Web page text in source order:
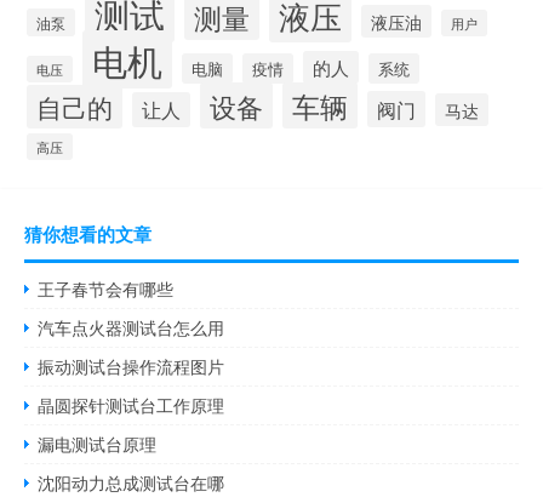
油泵 测试 测量 液压 液压油 用户
电压 电机 电脑 疫情 的人 系统
自己的 让人 设备 车辆 阀门 马达
高压
猜你想看的文章
王子春节会有哪些
汽车点火器测试台怎么用
振动测试台操作流程图片
晶圆探针测试台工作原理
漏电测试台原理
沈阳动力总成测试台在哪